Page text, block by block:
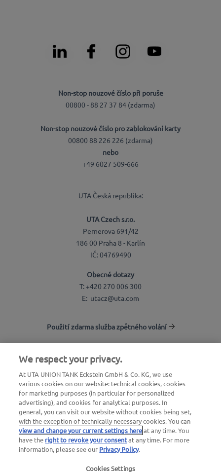
Non-stop nouzové číslo při poruše
00800 - 88 27 37 84 (zdarma)
Non-stop nouzové číslo pro zablokování karty
00800 88 226 226 (zdarma)
nebo
+49 6027 509-666
UTA Česká republika:
UTA Czech s.r.o.
Pernerova 691/42
186 00 Praha 8 - Karlín
IČ: 04769490
Obecné dotazy
T: +420 270 006 300
E: utacz@uta.com
Použití zdarma služba zpětného volání
Vyhledávání stanic
Přihlásit do sekce pro zákazníky
O společnosti UTA Edenred
Všeobecné obchodní podmínky |
We respect your privacy.
At UTA UNION TANK Eckstein GmbH & Co. KG, we use
various cookies on our website: technical cookies, cookies
for marketing purposes (in particular for personalized
advertising), and cookies for analytical purposes. In
general, you can visit our website without cookies being set,
with the exception of technically necessary cookies. You can
view and change your current settings hereat any time. You
have the right to revoke your consentat any time. For more
information, please see our Privacy Policy.
Cookies Settings